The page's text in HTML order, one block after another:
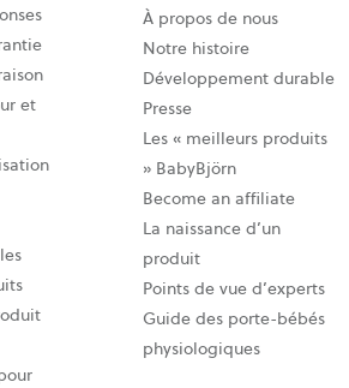
et
À propos de nous
Notre histoire
Développement durable
Presse
Les « meilleurs produits
» BabyBjörn
Become an affiliate
La naissance d’un
produit
Points de vue d’experts
Guide des porte-bébés
physiologiques